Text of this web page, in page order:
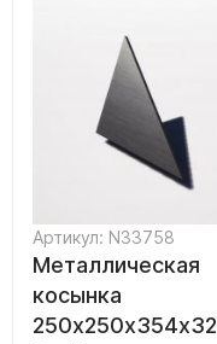
Артикул: N33758
Металлическая
косынка
250х250х354х32